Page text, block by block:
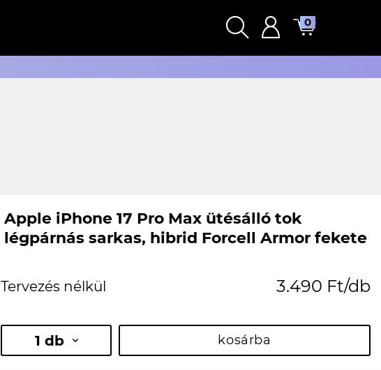
0
Apple iPhone 17 Pro Max ütésálló tok
légpárnás sarkas, hibrid Forcell Armor fekete
Tervezés nélkül 3.490 Ft/db
1 db kosárba